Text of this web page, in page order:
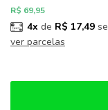
R$ 69,95
4x de R$ 17,49
ver parcelas